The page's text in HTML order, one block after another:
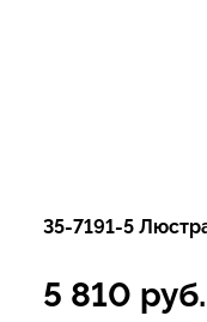
35-7191-5
5 810 руб.